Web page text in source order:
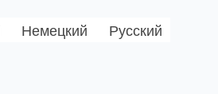
Немецкий Русский